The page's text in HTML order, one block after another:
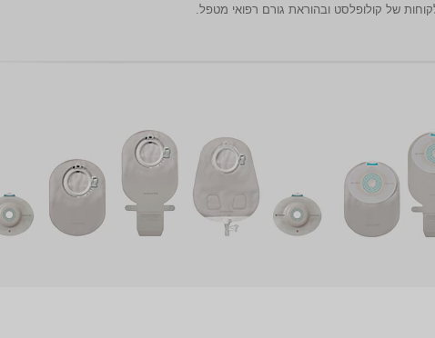
של קולופלסט ובהוראת גורם רפואי מטפל.